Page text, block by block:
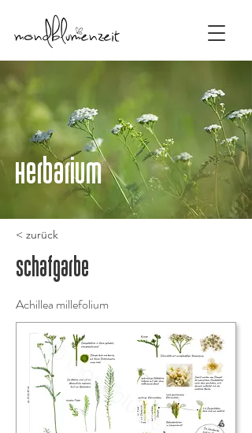
Herbarium
< zurück
Schafgarbe
Achillea millefolium